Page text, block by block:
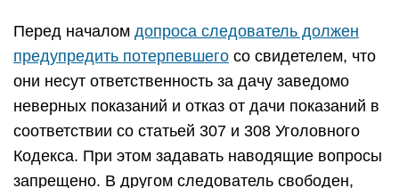
Перед началом допроса следователь должен
предупредить потерпевшего со свидетелем, что
они несут ответственность за дачу заведомо
неверных показаний и отказ от дачи показаний в
соответствии со статьей 307 и 308 Уголовного
Кодекса. При этом задавать наводящие вопросы
запрещено. В другом следователь свободен,